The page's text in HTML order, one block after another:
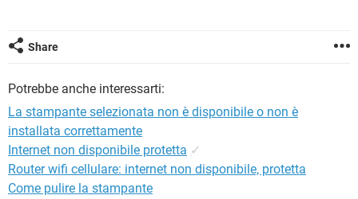
Share
Potrebbe anche interessarti:
La stampante selezionata non è disponibile o non è
installata correttamente
Internet non disponibile protetta ✓
Router wifi cellulare: internet non disponibile, protetta
Come pulire la stampante